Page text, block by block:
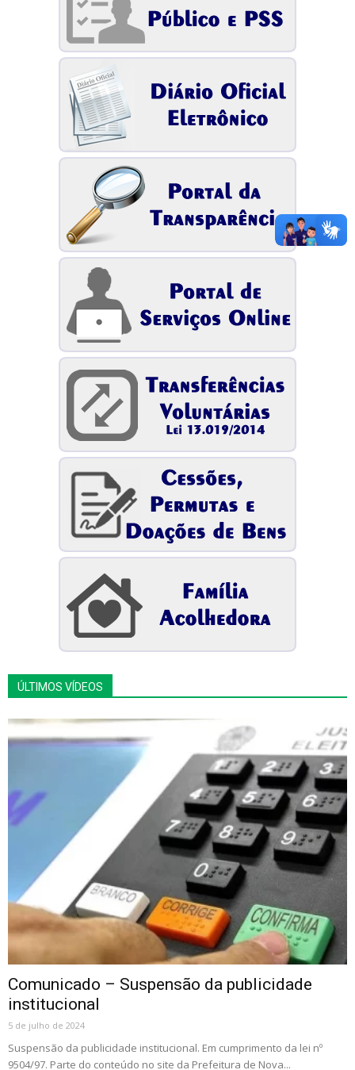
ÚLTIMOS VÍDEOS
Comunicado – Suspensão da publicidade
institucional
5 de julho de 2024
Suspensão da publicidade institucional. Em cumprimento da lei nº
9504/97. Parte do conteúdo no site da Prefeitura de Nova...